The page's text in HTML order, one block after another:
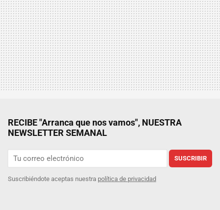
RECIBE "Arranca que nos vamos", NUESTRA
NEWSLETTER SEMANAL
SUSCRIBIR
Suscribiéndote aceptas nuestra política de privacidad